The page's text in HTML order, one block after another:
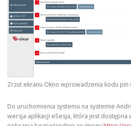
Zrzut ekranu Okno wprowadzenia kodu pin
Do uruchomienia systemu na systemie
wersja aplikacji eSesja, która jest dostępna